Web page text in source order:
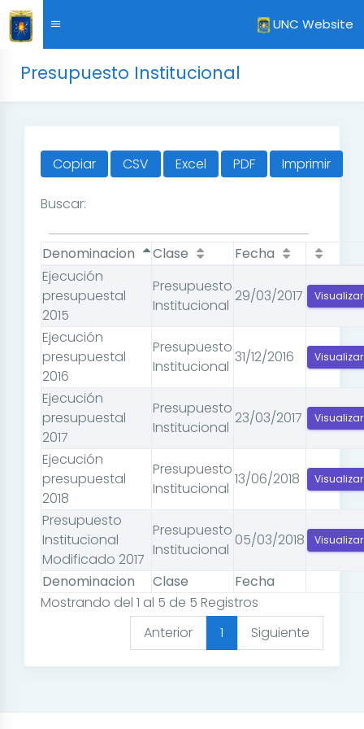
UNC Website
Presupuesto Institucional
Copiar CSV Excel PDF Imprimir
Buscar:
Denominacion Clase Fecha
Denominacion Clase Fecha
Ejecución
presupuestal
2015
Presupuesto
Institucional
29/03/2017 Visualizar
Ejecución
presupuestal
2016
Presupuesto
Institucional
31/12/2016 Visualizar
Ejecución
presupuestal
2017
Presupuesto
Institucional
23/03/2017 Visualizar
Ejecución
presupuestal
2018
Presupuesto
Institucional
13/06/2018 Visualizar
Presupuesto
Institucional
Modificado 2017
Presupuesto
Institucional
05/03/2018 Visualizar
Mostrando del 1 al 5 de 5 Registros
Anterior
1 Siguiente